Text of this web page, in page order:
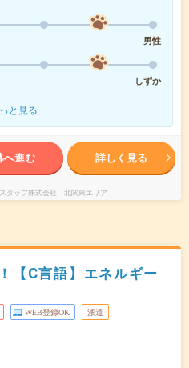
男性
しずか
と見る
へ進む 詳しく見る
タッフ株式会社 北関東エリア
【C言語】エネルギー
WEB登録OK 派遣